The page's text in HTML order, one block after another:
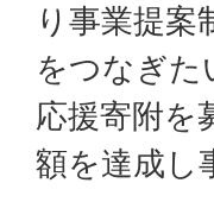
り事業提案
をつなぎた
応援寄附を
額を達成し